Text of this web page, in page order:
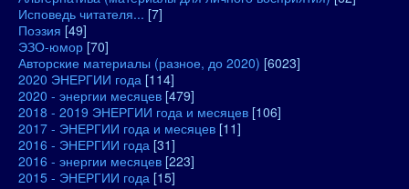
Исповедь читателя... [7]
Поэзия [49]
ЭЗО-юмор [70]
Авторские материалы (разное, до 2020) [6023]
2020 ЭНЕРГИИ года [114]
2020 - энергии месяцев [479]
2018 - 2019 ЭНЕРГИИ года и месяцев [106]
2017 - ЭНЕРГИИ года и месяцев [11]
2016 - ЭНЕРГИИ года [31]
2016 - энергии месяцев [223]
2015 - ЭНЕРГИИ года [15]